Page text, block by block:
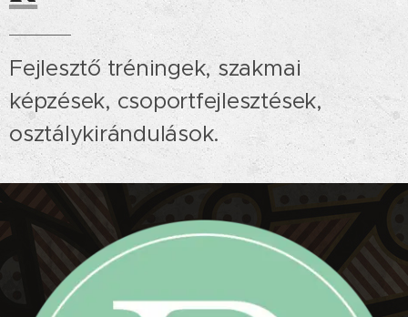
Fejlesztő tréningek, szakmai
képzések, csoportfejlesztések,
osztálykirándulások.